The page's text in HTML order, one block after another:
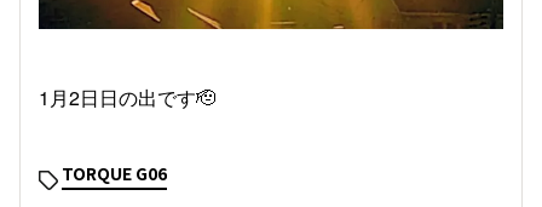
1月2日日の出です🫡
TORQUE G06